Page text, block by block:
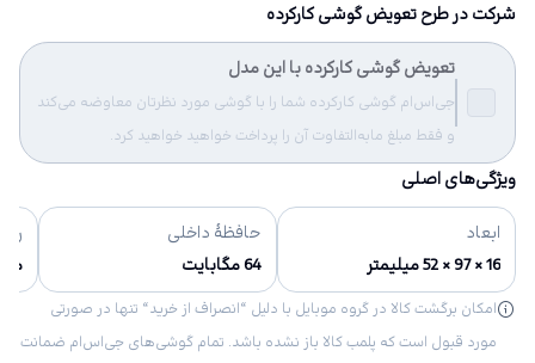
شرکت در طرح تعویض گوشی کارکرده
تعویض گوشی کارکرده با این مدل
جی‌اس‌ام گوشی کارکرده شما را با گوشی مورد نظرتان معاوضه می‌کند
و فقط مبلغ مابه‌التفاوت آن را پرداخت خواهید خواهید کرد.
ویژگی‌های اصلی
ابعاد
16 × 97 × 52 میلیمتر
حافظهٔ داخلی
64 مگابایت
امکان برگشت کالا در گروه موبایل با دلیل “انصراف از خرید“ تنها در صورتی
مورد قبول است که پلمب کالا باز نشده باشد. تمام گوشی‌های جی‌اس‌ام ضمانت